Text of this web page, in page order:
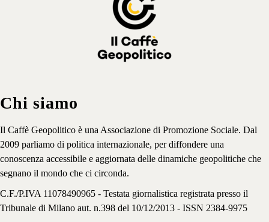
Chi siamo
Il Caffè Geopolitico è una Associazione di Promozione Sociale. Dal
2009 parliamo di politica internazionale, per diffondere una
conoscenza accessibile e aggiornata delle dinamiche geopolitiche che
segnano il mondo che ci circonda.
C.F./P.IVA 11078490965 - Testata giornalistica registrata presso il
Tribunale di Milano aut. n.398 del 10/12/2013 - ISSN 2384-9975